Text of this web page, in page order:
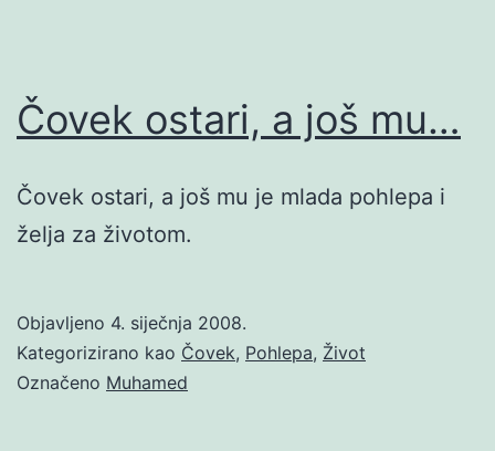
Čovek ostari, a još mu…
Čovek ostari, a još mu je mlada pohlepa i
želja za životom.
Objavljeno 4. siječnja 2008.
Kategorizirano kao Čovek, Pohlepa, Život
Označeno Muhamed